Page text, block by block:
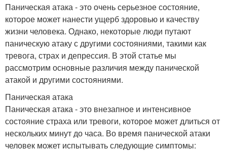
Паническая атака - это очень серьезное состояние,
которое может нанести ущерб здоровью и качеству
жизни человека. Однако, некоторые люди путают
паническую атаку с другими состояниями, такими как
тревога, страх и депрессия. В этой статье мы
рассмотрим основные различия между панической
атакой и другими состояниями.
Паническая атака
Паническая атака - это внезапное и интенсивное
состояние страха или тревоги, которое может длиться от
нескольких минут до часа. Во время панической атаки
человек может испытывать следующие симптомы: